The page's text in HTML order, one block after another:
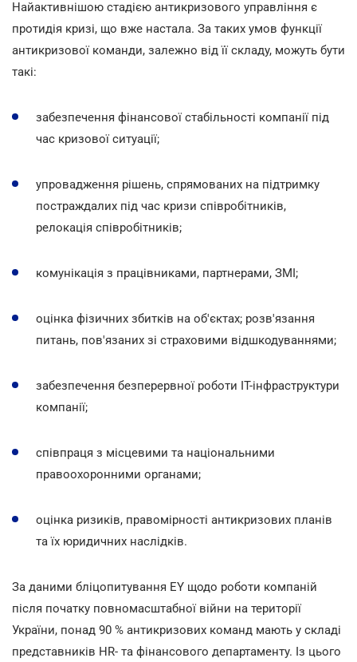
Найактивнішою стадією антикризового управління є
протидія кризі, що вже настала. За таких умов функції
антикризової команди, залежно від її складу, можуть бути
такі:
забезпечення фінансової стабільності компанії під
час кризової ситуації;
упровадження рішень, спрямованих на підтримку
постраждалих під час кризи співробітників,
релокація співробітників;
комунікація з працівниками, партнерами, ЗМІ;
оцінка фізичних збитків на об'єктах; розв'язання
питань, пов'язаних зі страховими відшкодуваннями;
забезпечення безперервної роботи ІТ-інфраструктури
компанії;
співпраця з місцевими та національними
правоохоронними органами;
оцінка ризиків, правомірності антикризових планів
та їх юридичних наслідків.
За даними бліцопитування ЕY щодо роботи компаній
після початку повномасштабної війни на території
України, понад 90 % антикризових команд мають у складі
представників HR- та фінансового департаменту. Із цього